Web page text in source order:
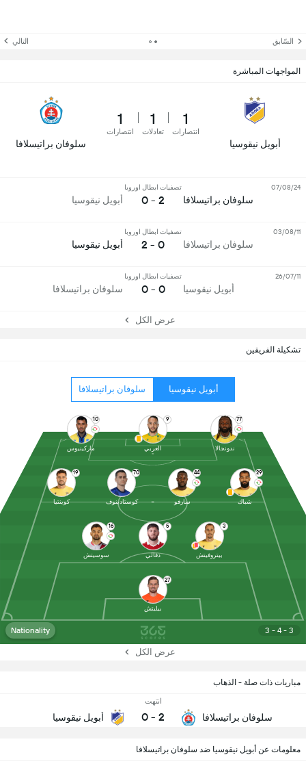
مباريات ذات صلة - الذهاب
سلوفان براتيسلافا
انتهت
2
-
0 أبويل نيقوسيا
تشكيلة الفريقين
أبويل نيقوسيا سلوفان براتيسلافا
3 - 4 - 3
Nationality
27
بيليتش
16
سوسيتش
5
دفالي
3
بيتروفيتش
19
كوينتيا
70
كوستادينوف
44
سارفو
29
شباك
10
ماركينيوس
9
العربي
77
ندونجالا
عرض الكل
السّابق التالي
المواجهات المباشرة
أبويل نيقوسيا
1
انتصارات
1
تعادلات
1
انتصارات
سلوفان براتيسلافا
سلوفان براتيسلافا
تصفيات ابطال اوروبا
2 - 0 أبويل نيقوسيا
07/08/24
سلوفان براتيسلافا
تصفيات ابطال اوروبا
0 - 2 أبويل نيقوسيا
03/08/11
أبويل نيقوسيا
تصفيات ابطال اوروبا
0 - 0 سلوفان براتيسلافا
26/07/11
عرض الكل
معلومات عن أبويل نيقوسيا ضد سلوفان براتيسلافا